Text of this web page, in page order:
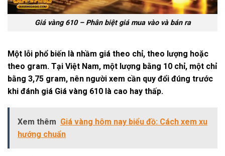
Giá vàng 610 – Phân biệt giá mua vào và bán ra
Một lỗi phổ biến là nhầm giá theo chỉ, theo lượng hoặc
theo gram. Tại Việt Nam, một lượng bằng 10 chỉ, một chỉ
bằng 3,75 gram, nên người xem cần quy đổi đúng trước
khi đánh giá Giá vàng 610 là cao hay thấp.
Xem thêm Giá vàng hôm nay biểu đồ: Cách xem xu
hướng chuẩn